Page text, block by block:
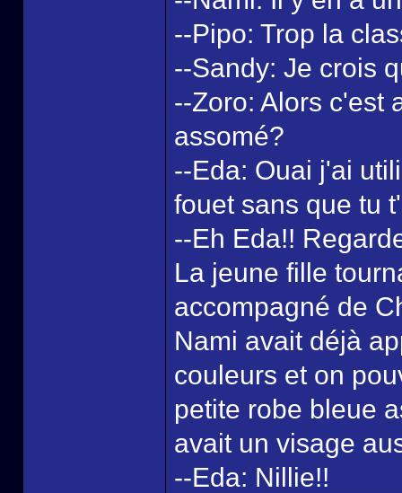
--Pipo: Trop la
--Sandy: Je crois
--Zoro: Alors c'est
assomé?
--Eda: Ouai j'ai
fouet sans que tu
--Eh Eda!!
La jeune fille
accompagné de
Nami avait déjà
couleurs et on
petite robe bleue
avait un visage
--Eda: Nillie!!